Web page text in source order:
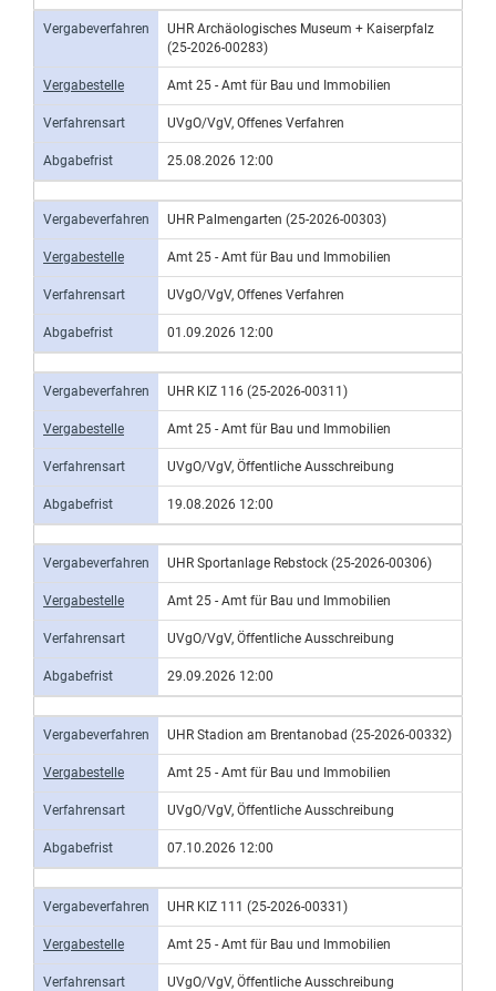
Vergabeverfahren
UHR Archäologisches Museum + Kaiserpfalz
(25-2026-00283)
Vergabestelle Amt 25 - Amt für Bau und Immobilien
Verfahrensart UVgO/VgV, Offenes Verfahren
Abgabefrist 25.08.2026 12:00
Vergabeverfahren UHR Palmengarten (25-2026-00303)
Vergabestelle Amt 25 - Amt für Bau und Immobilien
Verfahrensart UVgO/VgV, Offenes Verfahren
Abgabefrist 01.09.2026 12:00
Vergabeverfahren UHR KIZ 116 (25-2026-00311)
Vergabestelle Amt 25 - Amt für Bau und Immobilien
Verfahrensart UVgO/VgV, Öffentliche Ausschreibung
Abgabefrist 19.08.2026 12:00
Vergabeverfahren UHR Sportanlage Rebstock (25-2026-00306)
Vergabestelle Amt 25 - Amt für Bau und Immobilien
Verfahrensart UVgO/VgV, Öffentliche Ausschreibung
Abgabefrist 29.09.2026 12:00
Vergabeverfahren UHR Stadion am Brentanobad (25-2026-00332)
Vergabestelle Amt 25 - Amt für Bau und Immobilien
Verfahrensart UVgO/VgV, Öffentliche Ausschreibung
Abgabefrist 07.10.2026 12:00
Vergabeverfahren UHR KIZ 111 (25-2026-00331)
Vergabestelle Amt 25 - Amt für Bau und Immobilien
Verfahrensart UVgO/VgV, Öffentliche Ausschreibung